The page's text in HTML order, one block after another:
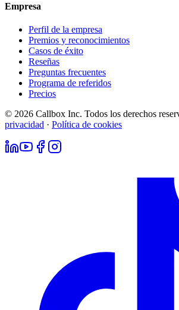
Empresa
Perfil de la empresa
Premios y reconocimientos
Casos de éxito
Reseñas
Preguntas frecuentes
Programa de referidos
Precios
© 2026 Callbox Inc. Todos los derechos
privacidad · Política de cookies